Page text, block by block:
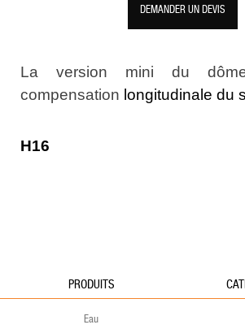
DEMANDER UN DEVIS
La version mini du
compensation longitudinale du
H16
PRODUITS
Eau